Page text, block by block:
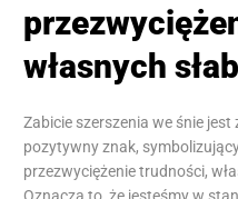
własnych
Zabicie szerszenia we śnie
pozytywny znak,
przezwyciężenie trudności,
Oznacza to, że jesteśmy w